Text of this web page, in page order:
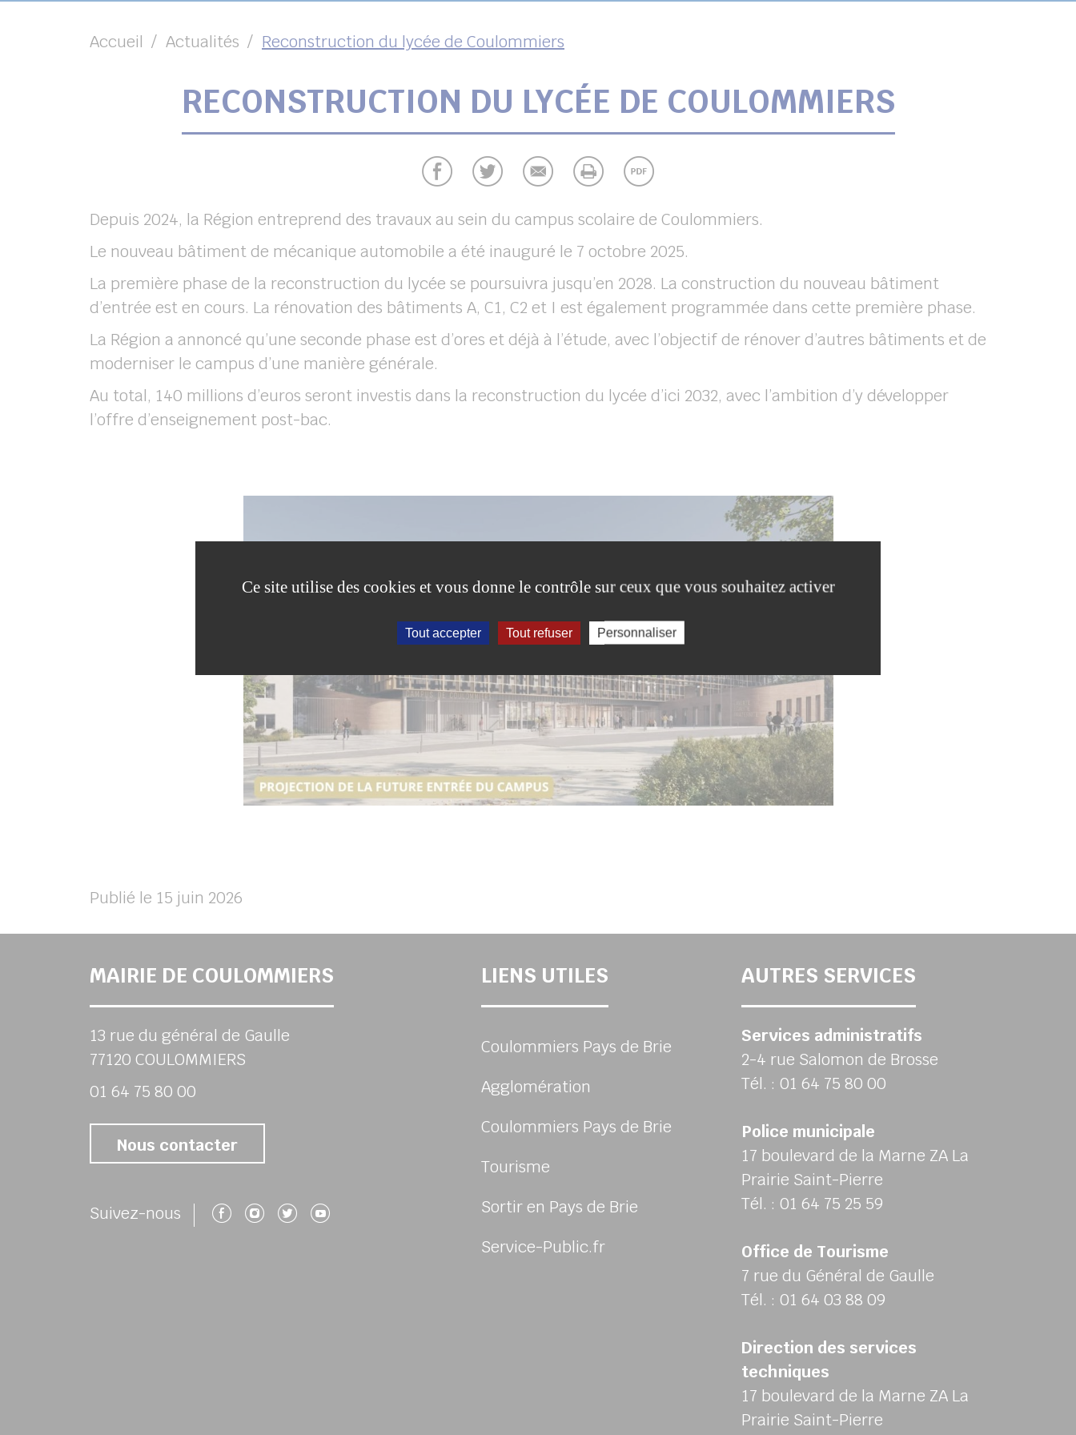
Accueil Actualités Reconstruction du lycée de Coulommiers
RECONSTRUCTION DU LYCÉE DE COULOMMIERS
Depuis 2024, la Région entreprend des travaux au sein du campus scolaire de Coulommiers.
Le nouveau bâtiment de mécanique automobile a été inauguré le 7 octobre 2025.
La première phase de la reconstruction du lycée se poursuivra jusqu’en 2028. La construction du nouveau bâtiment
d’entrée est en cours. La rénovation des bâtiments A, C1, C2 et I est également programmée dans cette première phase.
La Région a annoncé qu’une seconde phase est d’ores et déjà à l’étude, avec l’objectif de rénover d’autres bâtiments et de
moderniser le campus d’une manière générale.
Au total, 140 millions d’euros seront investis dans la reconstruction du lycée d’ici 2032, avec l’ambition d’y développer
l’offre d’enseignement post-bac.
Publié le 15 juin 2026
MAIRIE DE COULOMMIERS
13 rue du général de Gaulle
77120 COULOMMIERS
01 64 75 80 00
Nous contacter
Suivez-nous Suivez-nous sur Facebook
Suivez-nous sur Instagram
Suivez-nous sur Twitter
Suivez-nous sur Youtube
LIENS UTILES
Coulommiers Pays de Brie
Agglomération
Coulommiers Pays de Brie
Tourisme
Sortir en Pays de Brie
Service-Public.fr
AUTRES SERVICES
Services administratifs
2-4 rue Salomon de Brosse
Tél. : 01 64 75 80 00
Police municipale
17 boulevard de la Marne ZA La
Prairie Saint-Pierre
Tél. : 01 64 75 25 59
Office de Tourisme
7 rue du Général de Gaulle
Tél. : 01 64 03 88 09
Direction des services
techniques
17 boulevard de la Marne ZA La
Prairie Saint-Pierre
Ce site utilise des cookies et vous donne le contrôle sur ceux que vous souhaitez activer
Tout accepter Tout refuser Personnaliser